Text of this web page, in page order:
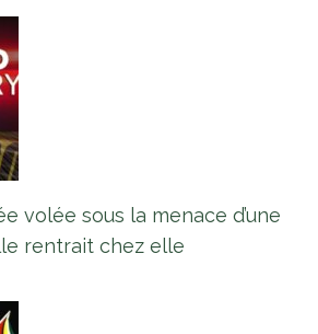
volée sous la menace d’une
rentrait chez elle